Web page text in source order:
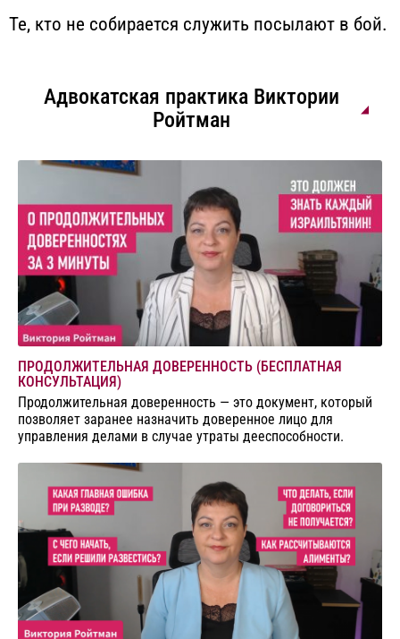
Те, кто не собирается служить посылают в бой.
Адвокатская практика Виктории
Ройтман
ПРОДОЛЖИТЕЛЬНАЯ ДОВЕРЕННОСТЬ (БЕСПЛАТНАЯ
КОНСУЛЬТАЦИЯ)
Продолжительная доверенность — это документ, который
позволяет заранее назначить доверенное лицо для
управления делами в случае утраты дееспособности.